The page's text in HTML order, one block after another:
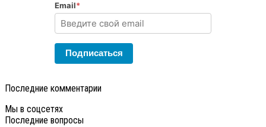
Email*
Подписаться
Последние комментарии
Мы в соцсетях
Последние вопросы